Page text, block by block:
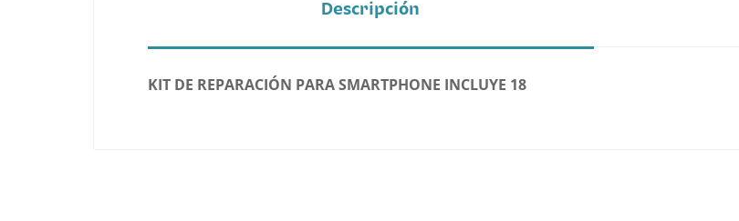
Descripción
KIT DE REPARACIÓN PARA SMARTPHONE INCLUYE 18